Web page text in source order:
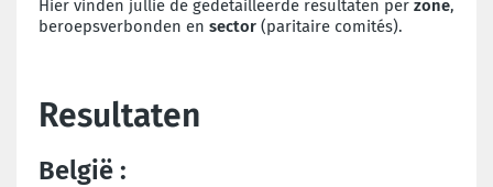
Hier vinden jullie de gedetailleerde resultaten per zone,
beroepsverbonden en sector (paritaire comités).
Resultaten
België :